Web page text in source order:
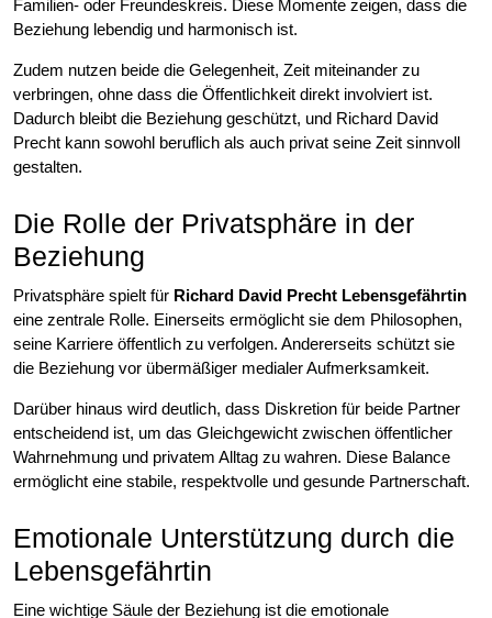
Familien- oder Freundeskreis. Diese Momente zeigen, dass die
Beziehung lebendig und harmonisch ist.
Zudem nutzen beide die Gelegenheit, Zeit miteinander zu
verbringen, ohne dass die Öffentlichkeit direkt involviert ist.
Dadurch bleibt die Beziehung geschützt, und Richard David
Precht kann sowohl beruflich als auch privat seine Zeit sinnvoll
gestalten.
Die Rolle der Privatsphäre in der
Beziehung
Privatsphäre spielt für Richard David Precht Lebensgefährtin
eine zentrale Rolle. Einerseits ermöglicht sie dem Philosophen,
seine Karriere öffentlich zu verfolgen. Andererseits schützt sie
die Beziehung vor übermäßiger medialer Aufmerksamkeit.
Darüber hinaus wird deutlich, dass Diskretion für beide Partner
entscheidend ist, um das Gleichgewicht zwischen öffentlicher
Wahrnehmung und privatem Alltag zu wahren. Diese Balance
ermöglicht eine stabile, respektvolle und gesunde Partnerschaft.
Emotionale Unterstützung durch die
Lebensgefährtin
Eine wichtige Säule der Beziehung ist die emotionale